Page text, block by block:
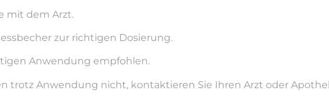
mit dem Arzt.
zur richtigen Dosierung.
Anwendung empfohlen.
trotz Anwendung nicht, kontaktieren Sie Ihren Arzt oder